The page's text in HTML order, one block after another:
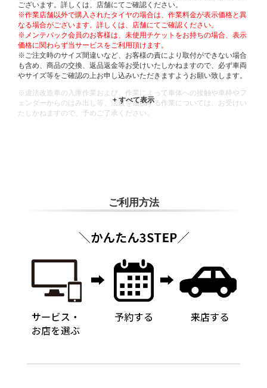
ございます。詳しくは、店舗にてご確認ください。
※作業店舗以外で購入されたタイヤの場合は、作業料金が表示価格と異
なる場合がございます。詳しくは、店舗にてご確認ください。
※メンテパック会員のお客様は、未使用チケットをお持ちの場合、表示
価格に関わらず当サービスをご利用頂けます。
※ご注文時のサイズ間違いなど、お客様の責により取付ができない場合
も含め、商品の交換、返品返金等お受けいたしかねますので、必ず車両
やサイズ等をご確認の上お申し込みいただきますようお願い致します。
※違法改造車の入庫作業および、作業によって車体への接触や車枠やフ
ェンダーからのはみ出し等、法規を逸脱する作業については、お受けい
たしかねますので、予めご了承ください。
ご利用方法